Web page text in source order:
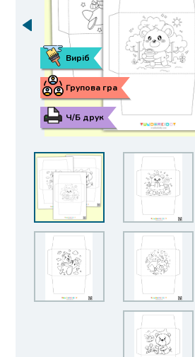
Ч/Б друк
Групова гра
Виріб